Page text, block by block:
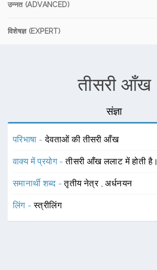
उन्नत (ADVANCED)
विशेषज्ञ (EXPERT)
तीसरी आँख
संज्ञा
परिभाषा -देवताओं की तीसरी आँख
वाक्य में प्रयोग -तीसरी आँख ललाट में होती है।
समानार्थी शब्द -तृतीय नेत्र ,अर्धनयन
लिंग -स्त्रीलिंग